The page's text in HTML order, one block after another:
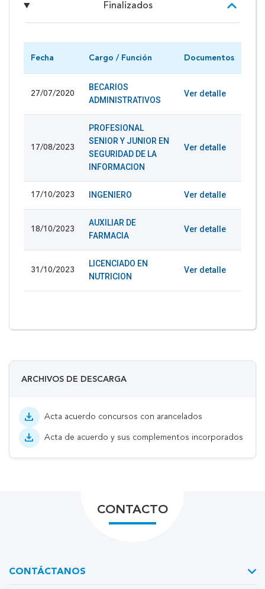
Finalizados
Fecha Cargo / Función Documentos
27/07/2020
BECARIOS
ADMINISTRATIVOS
Ver detalle
17/08/2023
PROFESIONAL
SENIOR Y JUNIOR EN
SEGURIDAD DE LA
INFORMACION
Ver detalle
17/10/2023 INGENIERO Ver detalle
18/10/2023
AUXILIAR DE
FARMACIA
Ver detalle
31/10/2023
LICENCIADO EN
NUTRICION
Ver detalle
ARCHIVOS DE DESCARGA
download Acta acuerdo concursos con arancelados
download Acta de acuerdo y sus complementos incorporados
CONTACTO
CONTÁCTANOS